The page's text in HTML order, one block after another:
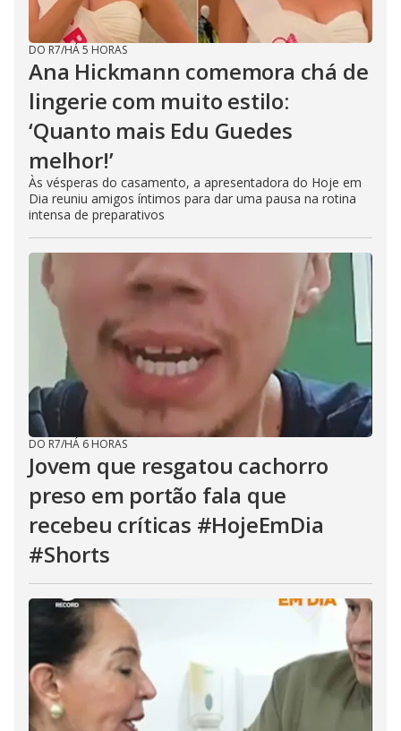
DO R7/HÁ 5 HORAS
Ana Hickmann comemora chá de
lingerie com muito estilo:
‘Quanto mais Edu Guedes
melhor!’
Às vésperas do casamento, a apresentadora do Hoje em
Dia reuniu amigos íntimos para dar uma pausa na rotina
intensa de preparativos
DO R7/HÁ 6 HORAS
Jovem que resgatou cachorro
preso em portão fala que
recebeu críticas #HojeEmDia
#Shorts